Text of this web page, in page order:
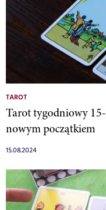
TAROT
Tarot tygodniowy
nowym początkiem
15.08.2024